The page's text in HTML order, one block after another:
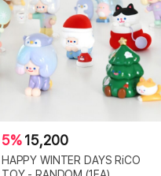
5%15,200
HAPPY WINTER DAYS RiCO